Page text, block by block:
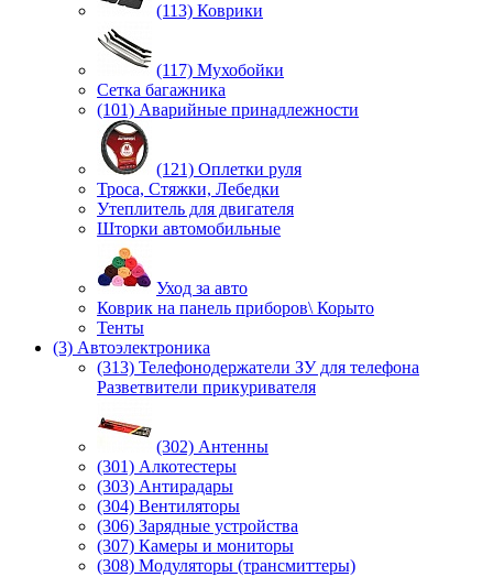
(113) Коврики
(117) Мухобойки
Сетка багажника
(101) Аварийные принадлежности
(121) Оплетки руля
Троса, Стяжки, Лебедки
Утеплитель для двигателя
Шторки автомобильные
Уход за авто
Коврик на панель приборов\ Корыто
Тенты
(3) Автоэлектроника
(313) Телефонодержатели ЗУ для телефона
Разветвители прикуривателя
(302) Антенны
(301) Алкотестеры
(303) Антирадары
(304) Вентиляторы
(306) Зарядные устройства
(307) Камеры и мониторы
(308) Модуляторы (трансмиттеры)